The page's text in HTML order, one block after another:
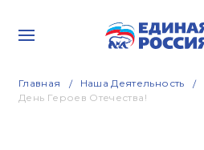
Главная Наша Деятельность
День Героев Отечества!